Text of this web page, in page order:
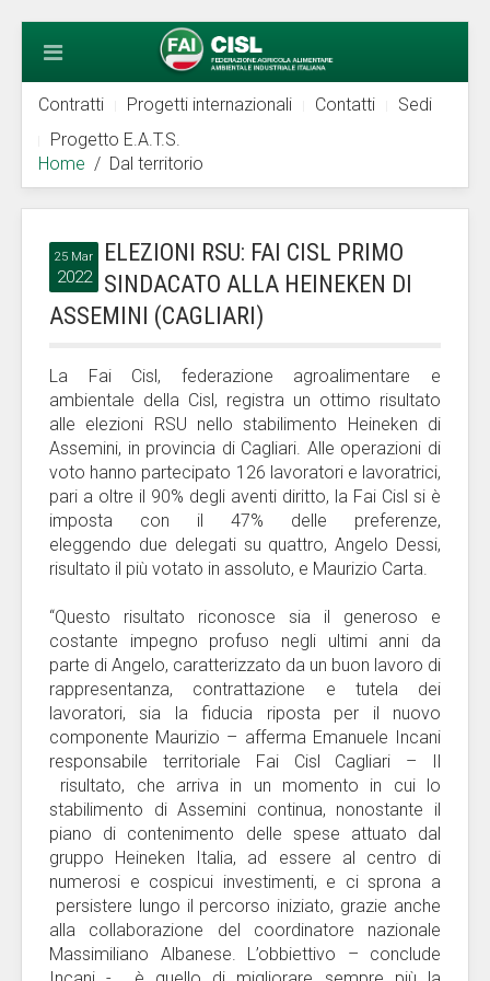
Contratti Progetti internazionali Contatti
Sedi
Progetto E.A.T.S.
Home
Dal territorio
25 Mar
2022
ELEZIONI RSU: FAI CISL PRIMO
SINDACATO ALLA HEINEKEN DI
ASSEMINI (CAGLIARI)
La Fai Cisl, federazione agroalimentare e
ambientale della Cisl, registra un ottimo risultato
alle elezioni RSU nello stabilimento Heineken di
Assemini, in provincia di Cagliari. Alle operazioni di
voto hanno partecipato 126 lavoratori e lavoratrici,
pari a oltre il 90% degli aventi diritto, la Fai Cisl si è
imposta con il 47% delle preferenze,
eleggendo due delegati su quattro, Angelo Dessi,
risultato il più votato in assoluto, e Maurizio Carta.
“Questo risultato riconosce sia il generoso e
costante impegno profuso negli ultimi anni da
parte di Angelo, caratterizzato da un buon lavoro di
rappresentanza, contrattazione e tutela dei
lavoratori, sia la fiducia riposta per il nuovo
componente Maurizio – afferma Emanuele Incani
responsabile territoriale Fai Cisl Cagliari – Il
risultato, che arriva in un momento in cui lo
stabilimento di Assemini continua, nonostante il
piano di contenimento delle spese attuato dal
gruppo Heineken Italia, ad essere al centro di
numerosi e cospicui investimenti, e ci sprona a
persistere lungo il percorso iniziato, grazie anche
alla collaborazione del coordinatore nazionale
Massimiliano Albanese. L’obbiettivo – conclude